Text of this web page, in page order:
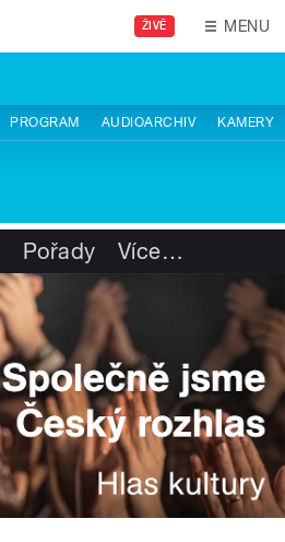
ŽIVĚ MENU
PROGRAM AUDIOARCHIV KAMERY
Pořady Více…